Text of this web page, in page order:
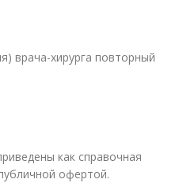
врача-хирурга повторный
как справочная
офертой.